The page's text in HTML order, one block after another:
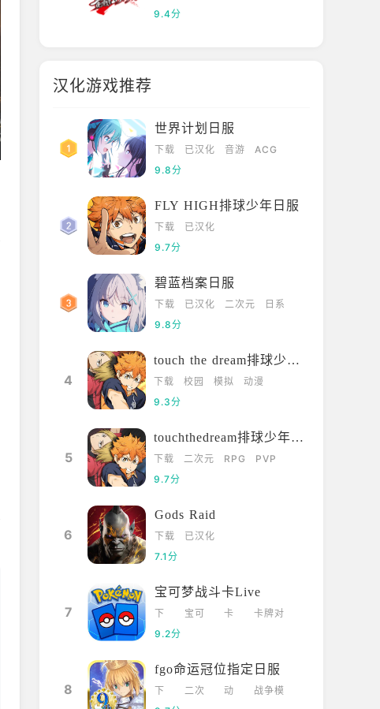
9.4分
汉化游戏推荐
世界计划日服
下载 已汉化 音游
ACG
9.8分
FLY HIGH排球少年日服
下载
已汉化
9.7分
碧蓝档案日服
下载 已汉化 二次元
日系
9.8分
4
touch the dream排球少年韩服
下载 校园 模拟
动漫
9.3分
5
touchthedream排球少年日服
下载 二次元 RPG
PVP
9.7分
6
Gods Raid
下载
已汉化
7.1分
7
宝可梦战斗卡Live
下
载
宝可
卡
卡牌对
9.2分
8
fgo命运冠位指定日服
下
载
二次
动
战争模